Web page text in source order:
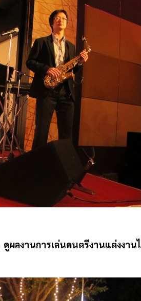
ดูผลงานการเล่นดนตรีงานแต่งงาน